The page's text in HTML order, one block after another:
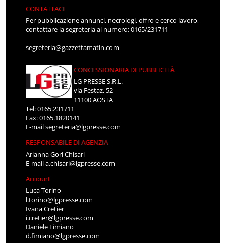
CONTATTACI
Per pubblicazione annunci, necrologi, offro e cerco lavoro,
contattare la segreteria al numero: 0165/231711
segreteria@gazzettamatin.com
CONCESSIONARIA DI PUBBLICITÀ
LG PRESSE S.R.L.
via Festaz, 52
11100 AOSTA
Tel: 0165.231711
Fax: 0165.1820141
E-mailsegreteria@lgpresse.com
RESPONSABILE DI AGENZIA
Arianna Gori Chisari
E-maila.chisari@lgpresse.com
Account
Luca Torino
l.torino@lgpresse.com
Ivana Cretier
i.cretier@lgpresse.com
Daniele Fimiano
d.fimiano@lgpresse.com